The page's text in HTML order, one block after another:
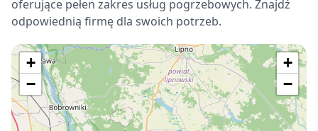
oferujące pełen zakres usług pogrzebowych. Znajdź
odpowiednią firmę dla swoich potrzeb.
+
−
+
−